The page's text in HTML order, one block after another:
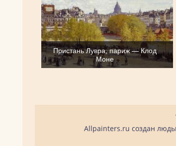
Пристань Лувра, париж — Клод
Моне
Allpainters.ru создан